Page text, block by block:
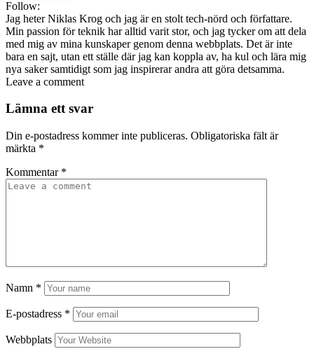
Follow:
Jag heter Niklas Krog och jag är en stolt tech-nörd och författare.
Min passion för teknik har alltid varit stor, och jag tycker om att dela
med mig av mina kunskaper genom denna webbplats. Det är inte
bara en sajt, utan ett ställe där jag kan koppla av, ha kul och lära mig
nya saker samtidigt som jag inspirerar andra att göra detsamma.
Leave a comment
Lämna ett svar
Din e-postadress kommer inte publiceras. Obligatoriska fält är
märkta *
Kommentar *
Namn *
E-postadress *
Webbplats